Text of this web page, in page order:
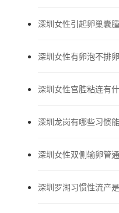
深圳女性引起卵巢囊
深圳女性有卵泡不排
深圳女性宫腔粘连有
深圳龙岗有哪些习惯
深圳女性双侧输卵管
深圳罗湖习惯性流产